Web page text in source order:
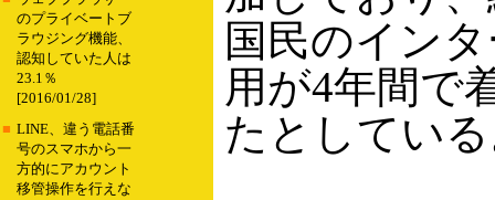
のプライベートブ
ラウジング機能、
認知していた人は
23.1％
[2016/01/28]
■ LINE、違う電話番
号のスマホから一
方的にアカウント
移管操作を行えな
国民のイン
用が4年間で
たとしてい